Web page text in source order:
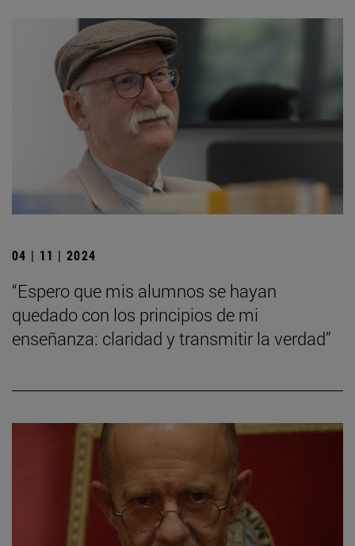
04 | 11 | 2024
“Espero que mis alumnos se hayan
quedado con los principios de mi
enseñanza: claridad y transmitir la verdad”